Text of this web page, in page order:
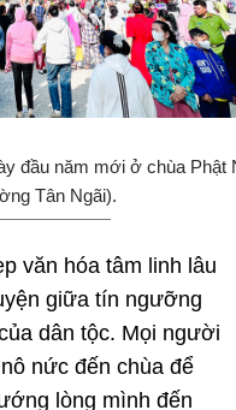
đầu năm mới ở chùa Phật
Tân Ngãi).
văn hóa tâm linh lâu
giữa tín ngưỡng
dân tộc. Mọi người
nức đến chùa để
lòng mình đến